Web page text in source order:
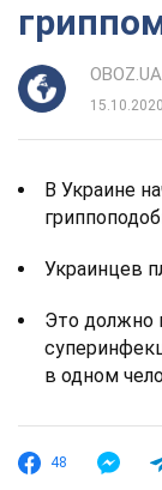
OBOZ.UA
В Украине
Украинцев
Это должно
в одном
48